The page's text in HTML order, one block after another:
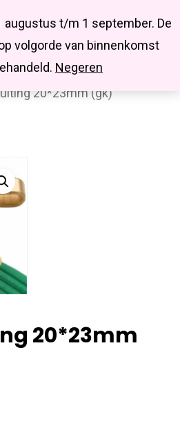
augustus t/m 1 september. De
volgorde van binnenkomst
Negeren
searchaccount
Sluitingen
Diverse
20*23mm (gk)
20*23mm
Close